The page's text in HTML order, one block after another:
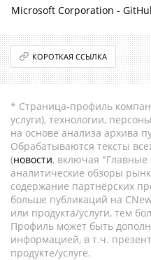
Microsoft Corporation -
КОРОТКАЯ ССЫЛКА
* Страница-профиль
услуги), технологии,
на основе анализа архива
Обрабатываются тексты
(новости, включая "Главные
аналитические обзоры
содержание партнёрских
больше публикаций на
или продукта/услуги, тем
Профиль может быть
информацией, в т.ч.
продукте/услуге.